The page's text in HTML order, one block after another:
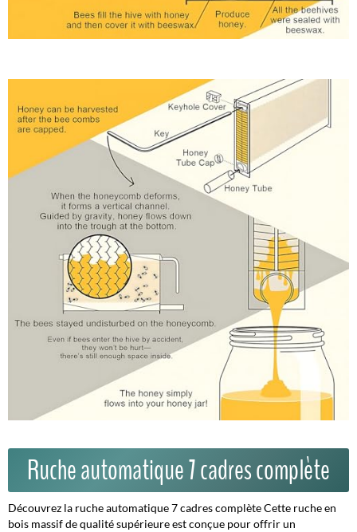
Ruche automatique 7 cadres complète
Découvrez la ruche automatique 7 cadres complète Cette ruche en
bois massif de qualité supérieure est conçue pour offrir un